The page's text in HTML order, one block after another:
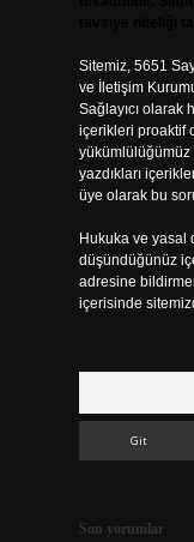
Sitemiz, 5651
ve İletişim
Sağlayıcı olarak
içerikleri proaktif
yükümlülüğümüz
yazdıkları
üye olarak bu
Hukuka ve yasal
düşündüğünüz
adresine
içerisinde
Son yorumlar